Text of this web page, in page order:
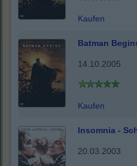
Kaufen
Batman
14.10.2005
Kaufen
Insomnia -
20.03.2003